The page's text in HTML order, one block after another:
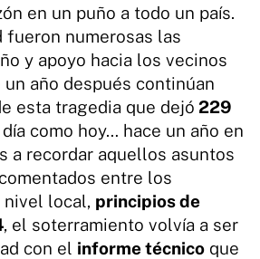
en un puño a todo un país.
fueron numerosas las
y apoyo hacia los vecinos
año después continúan
esta tragedia que dejó 229
día como hoy… hace un año en
a recordar aquellos asuntos
entre los
local, principios de
, el soterramiento volvía a ser
con el informe técnico que